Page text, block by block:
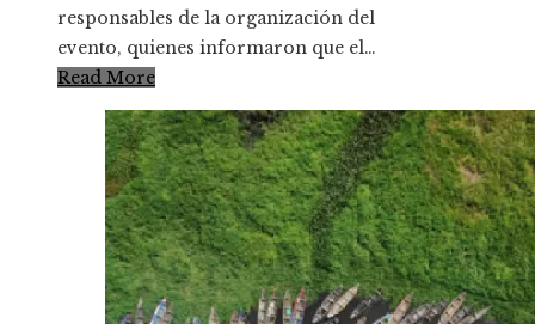
responsables de la organización del
evento, quienes informaron que el…
Read More